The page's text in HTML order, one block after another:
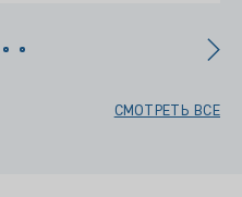
СМОТРЕТЬ ВСЕ